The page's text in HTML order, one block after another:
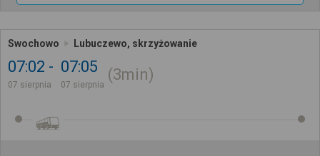
Swochowo Lubuczewo, skrzyżowanie
07:02
07 sierpnia
07:05
07 sierpnia
3min